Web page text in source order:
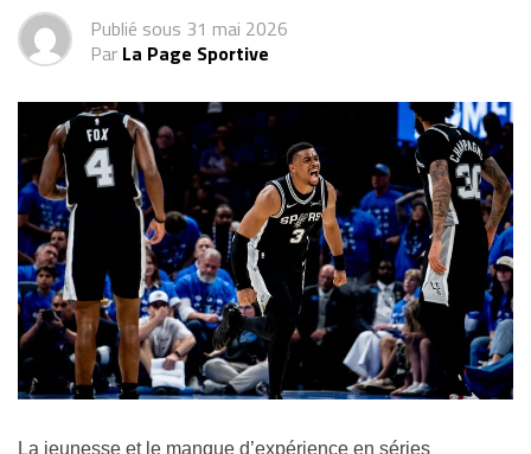
Publié sous 31 mai 2026
Par La Page Sportive
La jeunesse et le manque d’expérience en séries